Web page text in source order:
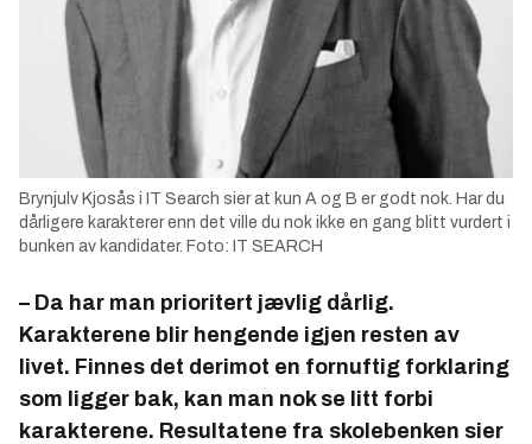
Brynjulv Kjosås i IT Search sier at kun A og B er godt nok. Har du
dårligere karakterer enn det ville du nok ikke en gang blitt vurdert i
bunken av kandidater. Foto: IT SEARCH
– Da har man prioritert jævlig dårlig.
Karakterene blir hengende igjen resten av
livet. Finnes det derimot en fornuftig forklaring
som ligger bak, kan man nok se litt forbi
karakterene. Resultatene fra skolebenken sier